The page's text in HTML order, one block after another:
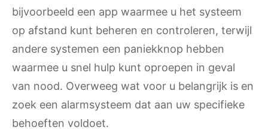
bijvoorbeeld een app waarmee u het systeem
op afstand kunt beheren en controleren, terwijl
andere systemen een paniekknop hebben
waarmee u snel hulp kunt oproepen in geval
van nood. Overweeg wat voor u belangrijk is en
zoek een alarmsysteem dat aan uw specifieke
behoeften voldoet.